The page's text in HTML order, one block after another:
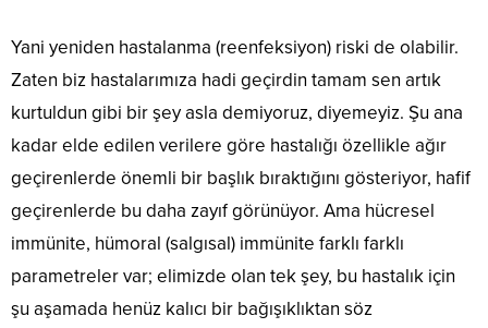
Yani yeniden hastalanma (reenfeksiyon) riski de olabilir.
Zaten biz hastalarımıza hadi geçirdin tamam sen artık
kurtuldun gibi bir şey asla demiyoruz, diyemeyiz. Şu ana
kadar elde edilen verilere göre hastalığı özellikle ağır
geçirenlerde önemli bir başlık bıraktığını gösteriyor, hafif
geçirenlerde bu daha zayıf görünüyor. Ama hücresel
immünite, hümoral (salgısal) immünite farklı farklı
parametreler var; elimizde olan tek şey, bu hastalık için
şu aşamada henüz kalıcı bir bağışıklıktan söz